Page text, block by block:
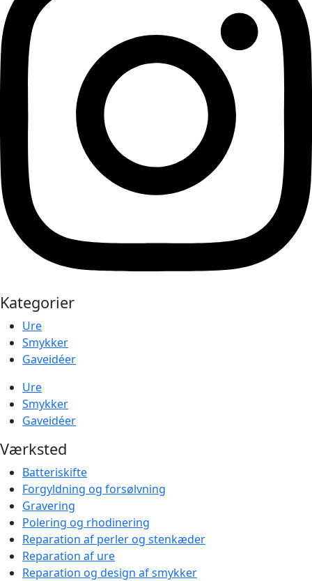
Kategorier
Ure
Smykker
Gaveidéer
Ure
Smykker
Gaveidéer
Værksted
Batteriskifte
Forgyldning og forsølvning
Gravering
Polering og rhodinering
Reparation af perler og stenkæder
Reparation af ure
Reparation og design af smykker